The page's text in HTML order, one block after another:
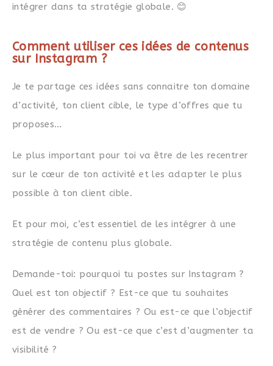
intégrer dans ta stratégie globale. 😊
Comment utiliser ces idées de contenus
sur Instagram ?
Je te partage ces idées sans connaitre ton domaine
d’activité, ton client cible, le type d’offres que tu
proposes…
Le plus important pour toi va être de les recentrer
sur le cœur de ton activité et les adapter le plus
possible à ton client cible.
Et pour moi, c’est essentiel de les intégrer à une
stratégie de contenu plus globale.
Demande-toi: pourquoi tu postes sur Instagram ?
Quel est ton objectif ? Est-ce que tu souhaites
générer des commentaires ? Ou est-ce que l’objectif
est de vendre ? Ou est-ce que c’est d’augmenter ta
visibilité ?